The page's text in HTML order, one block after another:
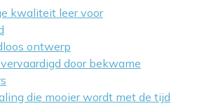
kwaliteit leer voor
ontwerp
door bekwame
die mooier wordt met de tijd